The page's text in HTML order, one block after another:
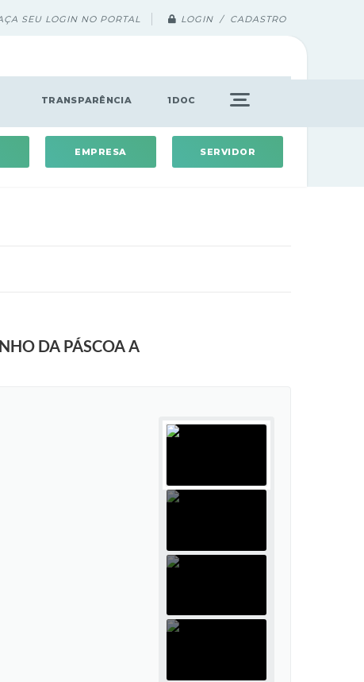
SEU LOGIN NO PORTAL LOGIN / CADASTRO
TRANSPARÊNCIA 1DOC
EMPRESA SERVIDOR
DA PÁSCOA A